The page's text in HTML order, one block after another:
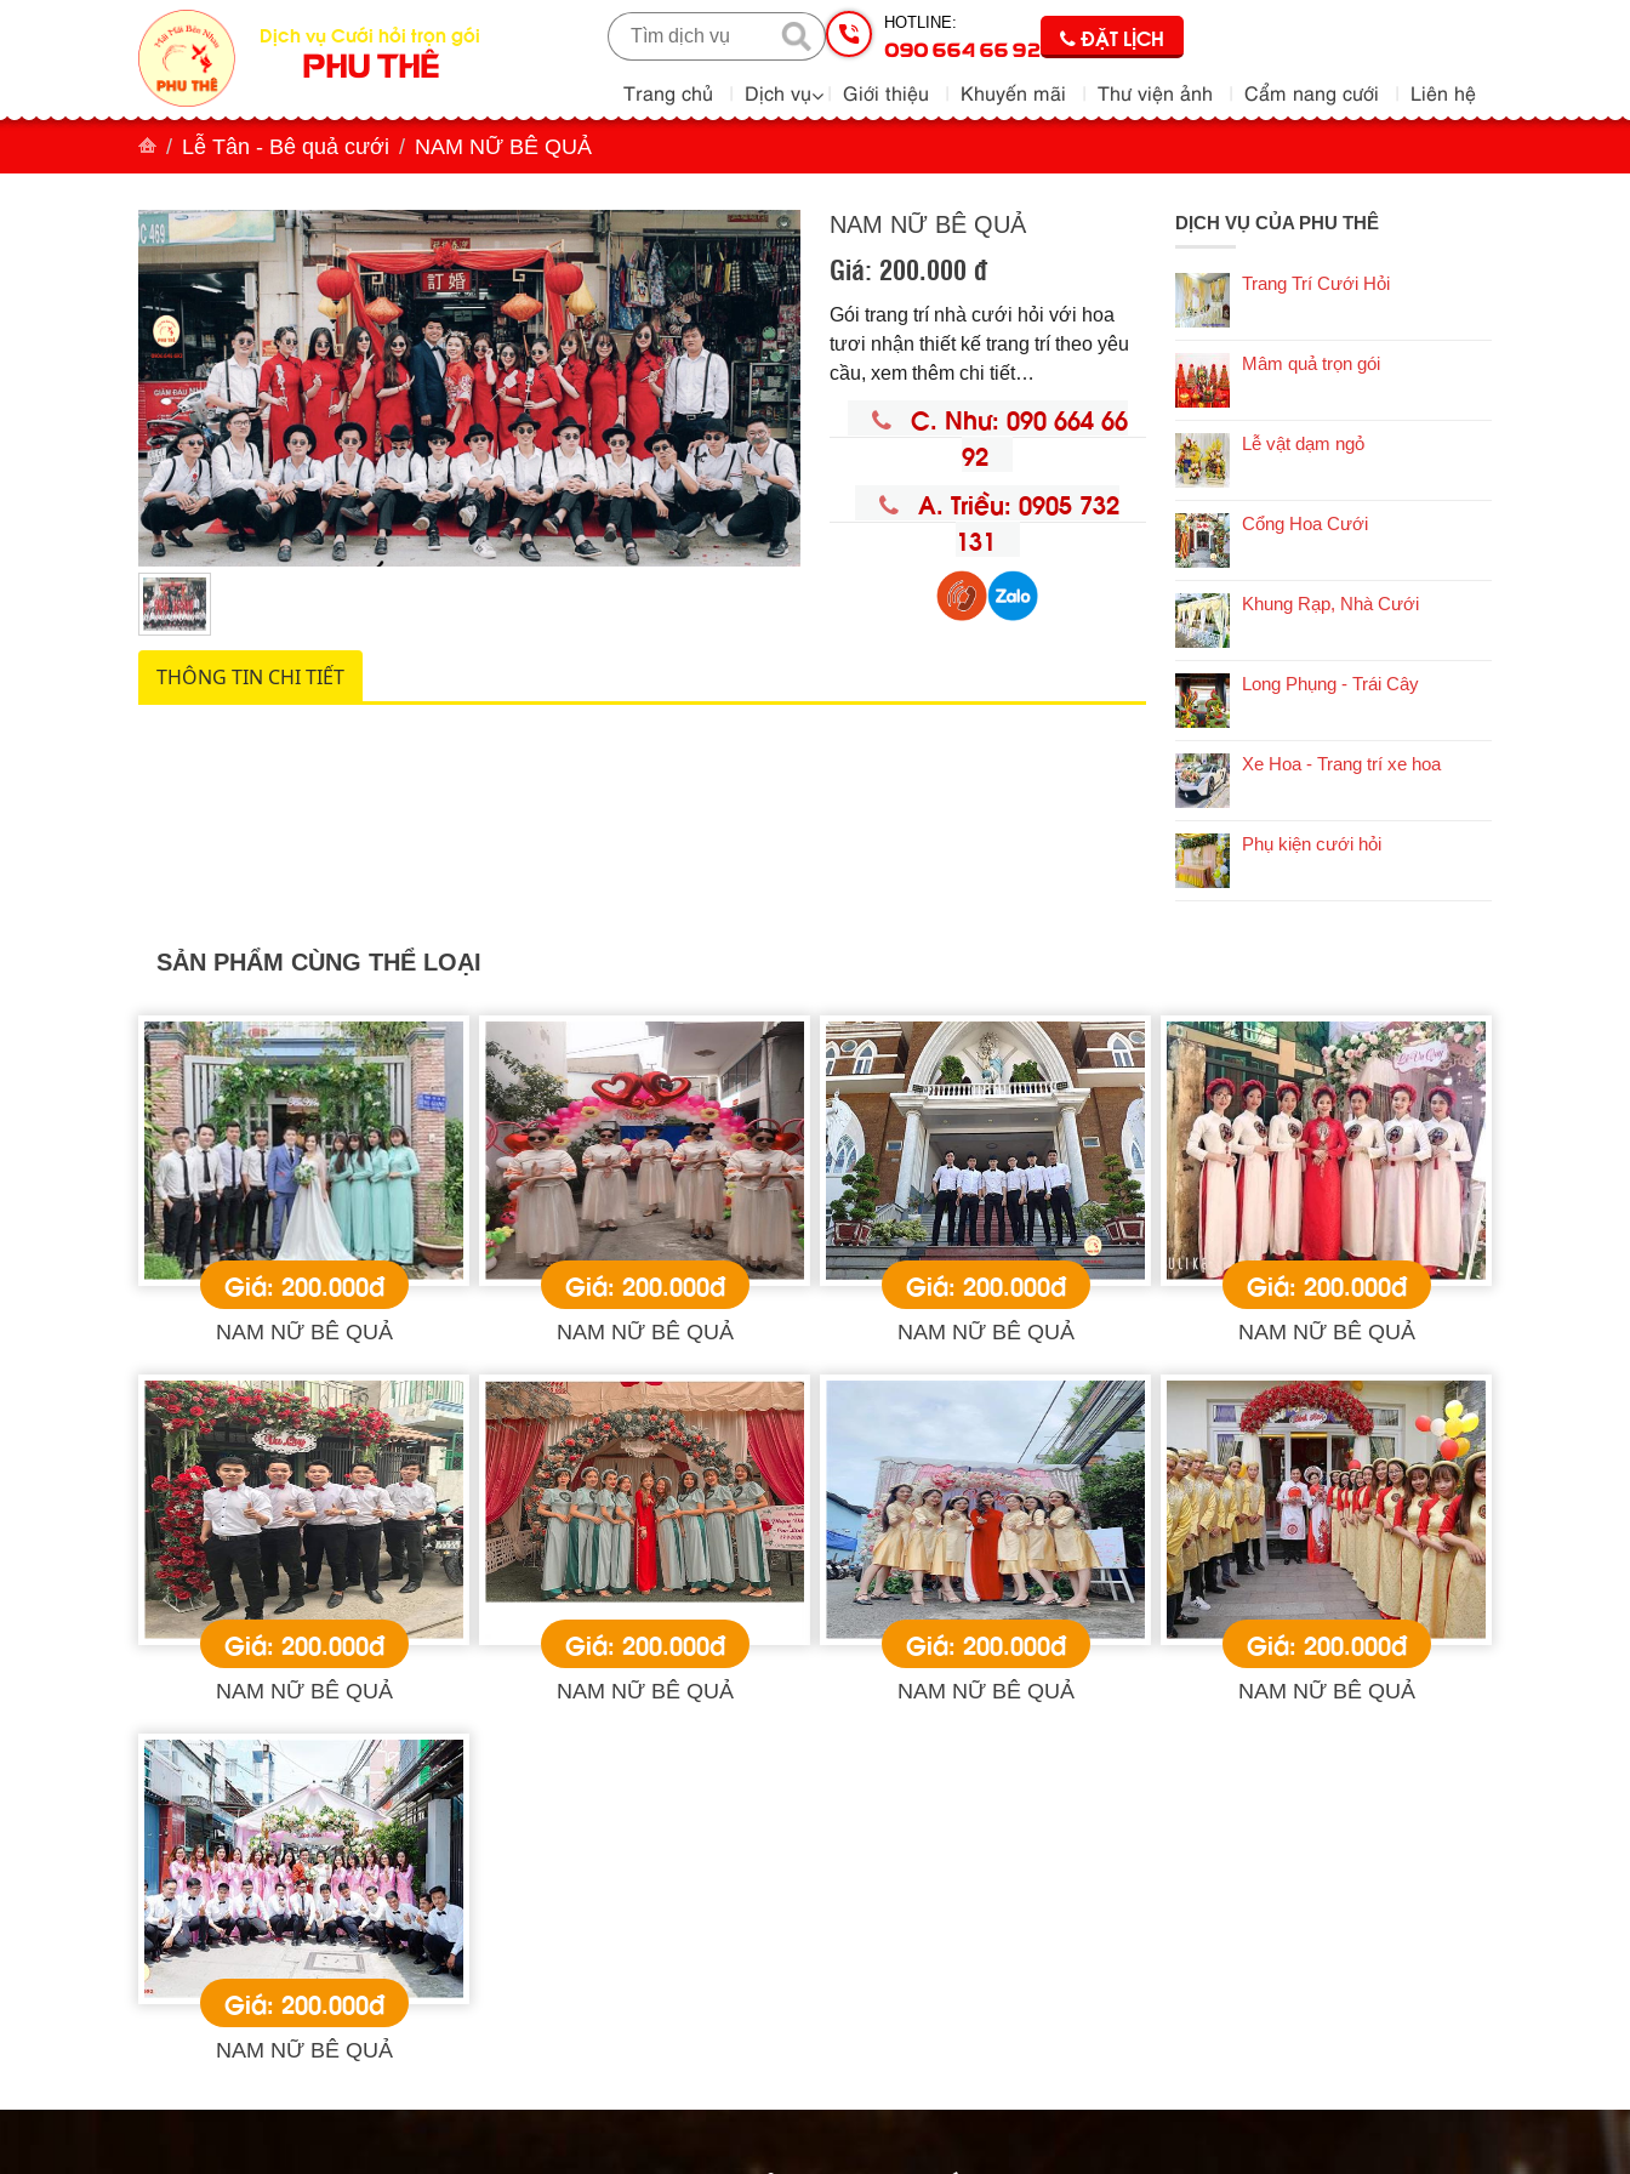
Dịch vụ Cưới hỏi trọn gói
PHU THÊ
HOTLINE:
090 664 66 92 ĐẶT LỊCH
Trang chủ Dịch vụ Giới thiệu Khuyến mãi Thư viện ảnh Cẩm nang cưới Liên hệ
Lễ Tân - Bê quả cưới NAM NỮ BÊ QUẢ
NAM NỮ BÊ QUẢ
Giá: 200.000 đ
Gói trang trí nhà cưới hỏi với hoa
tươi nhận thiết kế trang trí theo yêu
cầu, xem thêm chi tiết…
C. Như: 090 664 66
92
A. Triều: 0905 732
131
THÔNG TIN CHI TIẾT
DỊCH VỤ CỦA PHU THÊ
Trang Trí Cưới Hỏi
Mâm quả trọn gói
Lễ vật dạm ngỏ
Cổng Hoa Cưới
Khung Rạp, Nhà Cưới
Long Phụng - Trái Cây
Xe Hoa - Trang trí xe hoa
Phụ kiện cưới hỏi
SẢN PHẨM CÙNG THỂ LOẠI
Giá: 200.000đ
NAM NỮ BÊ QUẢ
Giá: 200.000đ
NAM NỮ BÊ QUẢ
Giá: 200.000đ
NAM NỮ BÊ QUẢ
Giá: 200.000đ
NAM NỮ BÊ QUẢ
Giá: 200.000đ
NAM NỮ BÊ QUẢ
Giá: 200.000đ
NAM NỮ BÊ QUẢ
Giá: 200.000đ
NAM NỮ BÊ QUẢ
Giá: 200.000đ
NAM NỮ BÊ QUẢ
Giá: 200.000đ
NAM NỮ BÊ QUẢ